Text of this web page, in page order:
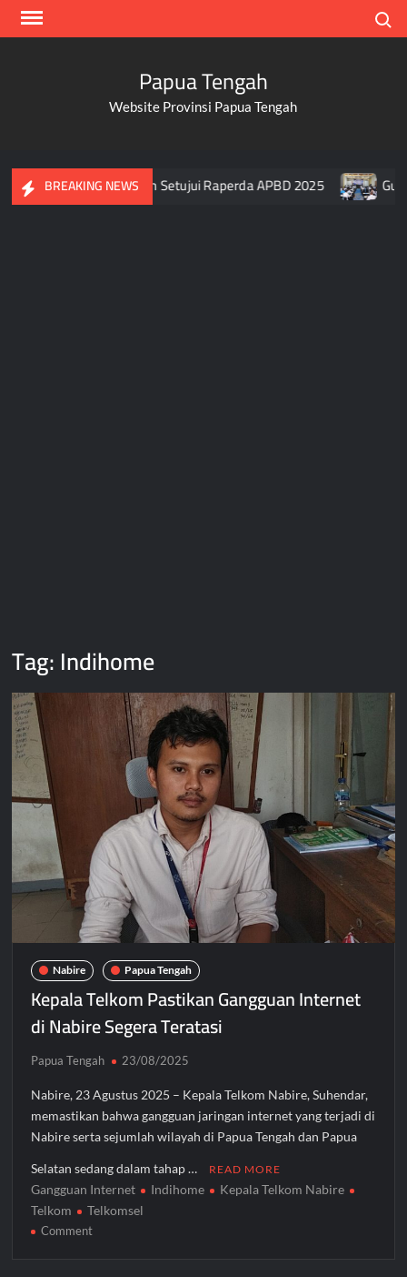
Skip
Papua Tengah
Website Provinsi Papua Tengah
BREAKING NEWS
DPR Papua Tengah Setujui Raperda APBD 2025
Tag:Indihome
Nabire Papua Tengah
Kepala Telkom Pastikan Gangguan Internet
di Nabire Segera Teratasi
Papua Tengah 23/08/2025
Nabire, 23 Agustus 2025 – Kepala Telkom Nabire, Suhendar,
memastikan bahwa gangguan jaringan internet yang terjadi di
Nabire serta sejumlah wilayah di Papua Tengah dan Papua
Selatan sedang dalam tahap … READ MORE
Gangguan Internet Indihome
Kepala Telkom Nabire
Telkom
Telkomsel
Commenton